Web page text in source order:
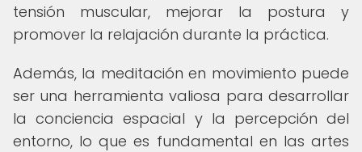
tensión muscular, mejorar la postura y
promover la relajación durante la práctica.
Además, la meditación en movimiento puede
ser una herramienta valiosa para desarrollar
la conciencia espacial y la percepción del
entorno, lo que es fundamental en las artes